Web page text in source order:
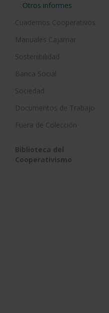
Otros informes
Cuadernos Cooperativos
Manuales Cajamar
Sostenibilidad
Banca Social
Sociedad
Documentos de Trabajo
Fuera de Colección
Biblioteca del
Cooperativismo